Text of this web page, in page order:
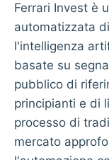
Ferrari Invest è
automatizzata
l'intelligenza
basate su
pubblico di
principianti e di
processo di
mercato